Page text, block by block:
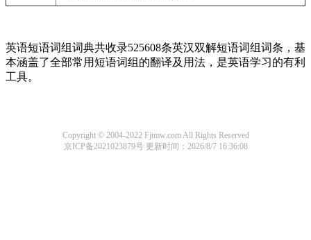
英语短语词组词典共收录525608条英汉双解短语词组词条，基
本涵盖了全部常用短语词组的翻译及用法，是英语学习的有利
工具。
Copyright © 2004-2022 Fjtmw.com All Rights Reserved
京ICP备2021023879号 更新时间：2026/8/7 16:36:08